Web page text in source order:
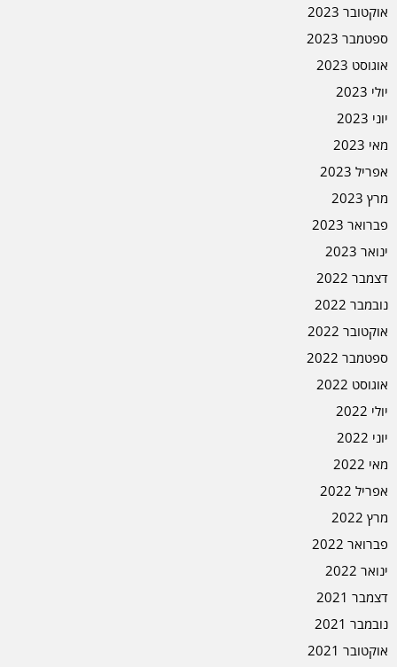
אוקטובר 2023
ספטמבר 2023
אוגוסט 2023
יולי 2023
יוני 2023
מאי 2023
אפריל 2023
מרץ 2023
פברואר 2023
ינואר 2023
דצמבר 2022
נובמבר 2022
אוקטובר 2022
ספטמבר 2022
אוגוסט 2022
יולי 2022
יוני 2022
מאי 2022
אפריל 2022
מרץ 2022
פברואר 2022
ינואר 2022
דצמבר 2021
נובמבר 2021
אוקטובר 2021